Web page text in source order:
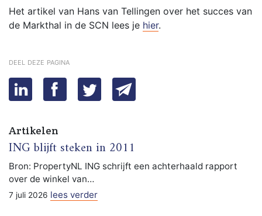
Het artikel van Hans van Tellingen over het succes van
de Markthal in de SCN lees je hier.
deel deze pagina
Artikelen
ING blijft steken in 2011
Bron: PropertyNL ING schrijft een achterhaald rapport
over de winkel van…
7 juli 2026 lees verder